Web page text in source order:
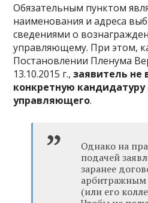
Обязательным пунктом
наименования и адреса
сведениями о
управляющему. При этом,
Постановлении Пленума
13.10.2015 г.,заявитель не
конкретную
управляющего.
Однако на
подачей
заранее
(или его